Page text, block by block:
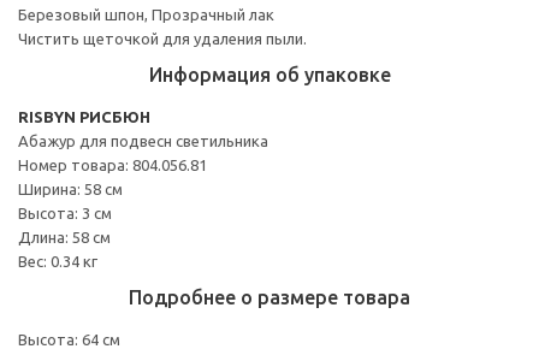
Березовый шпон, Прозрачный лак
Чистить щеточкой для удаления пыли.
Информация об упаковке
RISBYN РИСБЮН
Абажур для подвесн светильника
Номер товара: 804.056.81
Ширина: 58 см
Высота: 3 см
Длина: 58 см
Вес: 0.34 кг
Подробнее о размере товара
Высота: 64 см